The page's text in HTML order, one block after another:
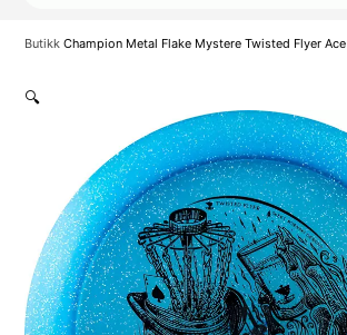
Butikk Champion Metal Flake Mystere Twisted Flyer Ace
🔍